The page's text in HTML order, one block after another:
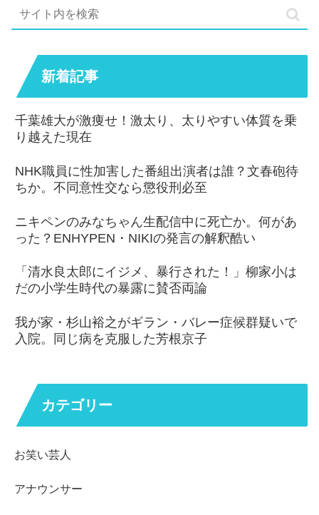
新着記事
千葉雄大が激痩せ！激太り、太りやすい体質を乗
り越えた現在
NHK職員に性加害した番組出演者は誰？文春砲待
ちか。不同意性交なら懲役刑必至
ニキペンのみなちゃん生配信中に死亡か。何があ
った？ENHYPEN・NIKIの発言の解釈酷い
「清水良太郎にイジメ、暴行された！」柳家小は
だの小学生時代の暴露に賛否両論
我が家・杉山裕之がギラン・バレー症候群疑いで
入院。同じ病を克服した芳根京子
カテゴリー
お笑い芸人
アナウンサー